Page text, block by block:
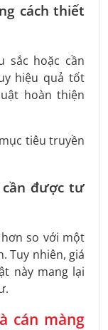
cách thiết
sắc hoặc cần
hiệu quả tốt
hoàn thiện
tiêu truyền
được tư
so với một
Tuy nhiên, giá
này mang lại
cán màng